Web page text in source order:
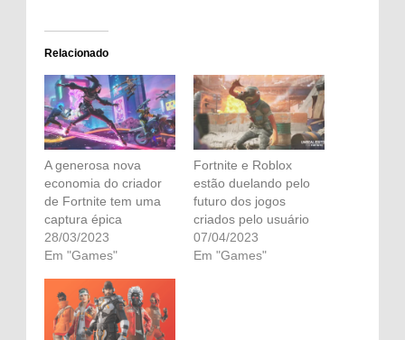
Relacionado
A generosa nova
economia do criador
de Fortnite tem uma
captura épica
28/03/2023
Em "Games"
Fortnite e Roblox
estão duelando pelo
futuro dos jogos
criados pelo usuário
07/04/2023
Em "Games"